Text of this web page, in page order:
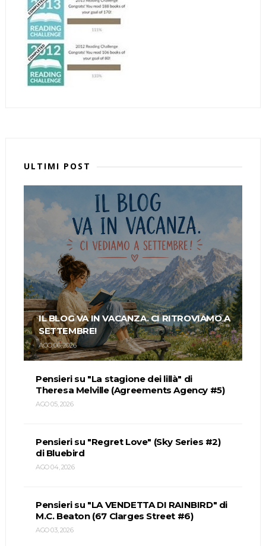
ULTIMI POST
IL BLOG VA IN VACANZA. CI RITROVIAMO A
SETTEMBRE!
AGO 06, 2026
Pensieri su "La stagione dei lillà" di
Theresa Melville (Agreements Agency #5)
AGO 05, 2026
Pensieri su "Regret Love" (Sky Series #2)
di Bluebird
AGO 04, 2026
Pensieri su "LA VENDETTA DI RAINBIRD" di
M.C. Beaton (67 Clarges Street #6)
AGO 03, 2026